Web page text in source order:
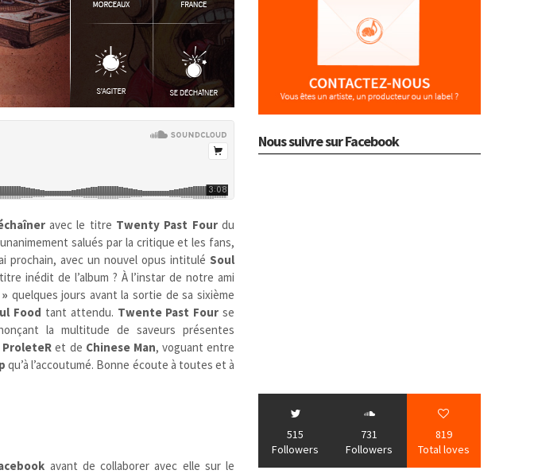
avec le titre Twenty Past Fourdu
salués par la critique et les fans,
prochain, avec un nouvel opus intitulé Soul
inédit de l’album ? À l’instar de notre ami
quelques jours avant la sortie de sa sixième
Food tant attendu. Twente Past Four se
la multitude de saveurs présentes
ProleteRet de Chinese Man, voguant entre
qu’à l’accoutumé. Bonne écoute à toutes et à
avant de collaborer avec elle sur le
Nous suivre sur Facebook
515
Followers
731
Followers
819
Total loves